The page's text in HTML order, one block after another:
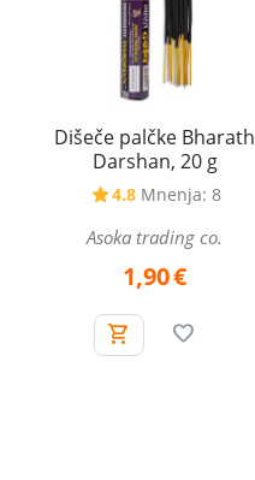
Dišeče palčke Bharath
Darshan, 20 g
4.8 Mnenja: 8
Asoka trading co.
1,90€